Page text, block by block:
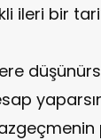
ileri bir